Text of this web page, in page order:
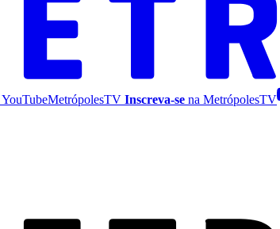
YouTubeMetrópolesTV Inscreva-se na MetrópolesTV